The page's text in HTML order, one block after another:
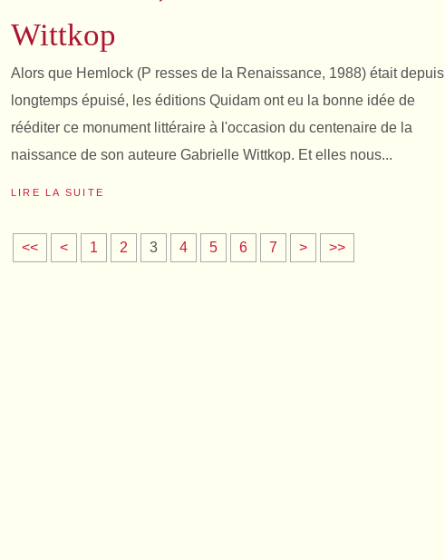
Wittkop
Alors que Hemlock (P resses de la Renaissance, 1988) était depuis
longtemps épuisé, les éditions Quidam ont eu la bonne idée de
rééditer ce monument littéraire à l'occasion du centenaire de la
naissance de son auteure Gabrielle Wittkop. Et elles nous...
LIRE LA SUITE
<< < 1 2 3 4 5 6 7 > >>